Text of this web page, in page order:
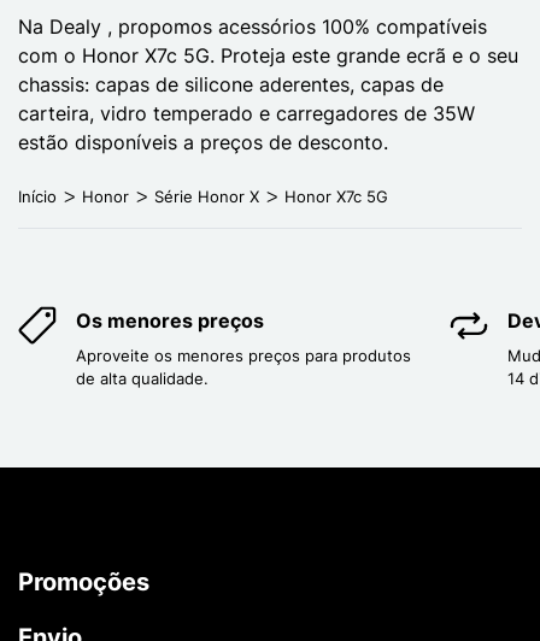
Na Dealy , propomos acessórios 100% compatíveis
com o Honor X7c 5G. Proteja este grande ecrã e o seu
chassis: capas de silicone aderentes, capas de
carteira, vidro temperado e carregadores de 35W
estão disponíveis a preços de desconto.
Início Honor Série Honor X Honor X7c 5G
Os menores preços
Aproveite os menores preços para produtos
de alta qualidade.
14
Promoções